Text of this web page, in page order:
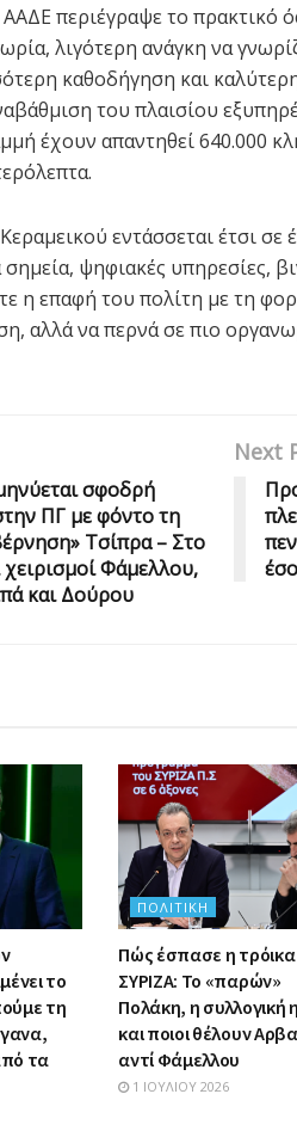
περιέγραψε το πρακτικό
λιγότερη ανάγκη να
καθοδήγηση και
του πλαισίου
έχουν απαντηθεί 640.000
εντάσσεται έτσι σε
ψηφιακές υπηρεσίες,
η επαφή του πολίτη με τη
αλλά να περνά σε πιο
σφοδρή
ΠΓ με φόντο τη
Τσίπρα – Στο
χειρισμοί Φάμελλου,
και Δούρου
Next
το
τη
τα
ΠΟΛΙΤΙΚΉ
Πώς έσπασε η
ΣΥΡΙΖΑ: Το «παρών»
Πολάκη, η συλλογική
και ποιοι θέλουν
αντί Φάμελλου
1 ΙΟΥΛΊΟΥ 2026